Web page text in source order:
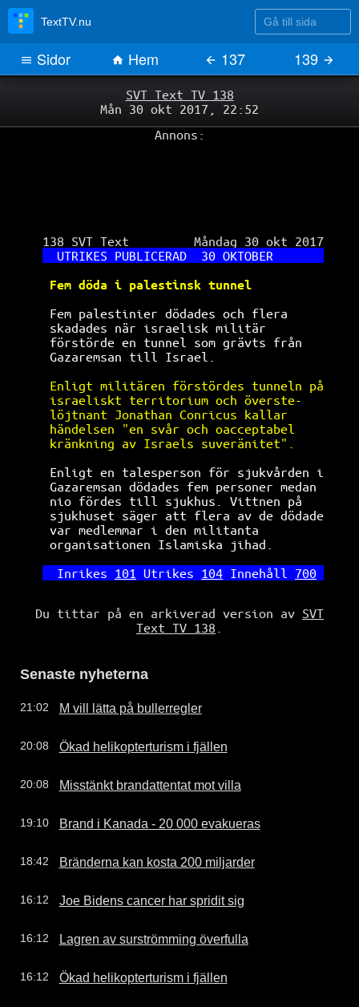
SVT Text TV 138
Mån 30 okt 2017, 22:52
Annons:
138 SVT Text         Måndag 30 okt 2017
UTRIKES PUBLICERAD  30 OKTOBER
Fem döda i palestinsk tunnel
Fem palestinier dödades och flera
skadades när israelisk militär
förstörde en tunnel som grävts från
Gazaremsan till Israel.
Enligt militären förstördes tunneln på
israeliskt territorium och överste-
löjtnant Jonathan Conricus kallar
händelsen "en svår och oacceptabel
kränkning av Israels suveränitet".
Enligt en talesperson för sjukvården i
Gazaremsan dödades fem personer medan
nio fördes till sjukhus. Vittnen på
sjukhuset säger att flera av de dödade
var medlemmar i den militanta
organisationen Islamiska jihad.
Inrikes 101 Utrikes 104 Innehåll 700
Du tittar på en arkiverad version av SVT
Text TV 138
Senaste nyheterna
21:02 M vill lätta på bullerregler
20:08 Ökad helikopterturism i fjällen
20:08 Misstänkt brandattentat mot villa
19:10 Brand i Kanada - 20 000 evakueras
18:42 Bränderna kan kosta 200 miljarder
16:12 Joe Bidens cancer har spridit sig
16:12 Lagren av surströmming överfulla
16:12 Ökad helikopterturism i fjällen
TextTV.nu Gå till sida
Sidor Hem 137 139